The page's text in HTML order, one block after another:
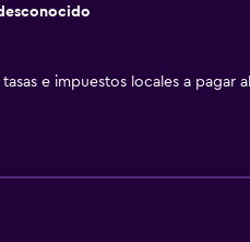
e impuestos locales a pagar